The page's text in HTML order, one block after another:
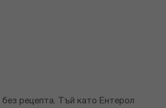
рецепта. Тъй като Ентерол